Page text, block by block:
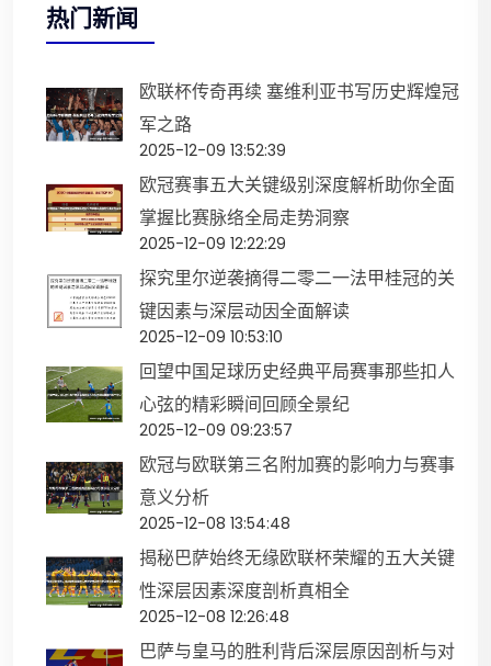
热门新闻
欧联杯传奇再续 塞维利亚书写历史辉煌冠
军之路
2025-12-09 13:52:39
欧冠赛事五大关键级别深度解析助你全面
掌握比赛脉络全局走势洞察
2025-12-09 12:22:29
探究里尔逆袭摘得二零二一法甲桂冠的关
键因素与深层动因全面解读
2025-12-09 10:53:10
回望中国足球历史经典平局赛事那些扣人
心弦的精彩瞬间回顾全景纪
2025-12-09 09:23:57
欧冠与欧联第三名附加赛的影响力与赛事
意义分析
2025-12-08 13:54:48
揭秘巴萨始终无缘欧联杯荣耀的五大关键
性深层因素深度剖析真相全
2025-12-08 12:26:48
巴萨与皇马的胜利背后深层原因剖析与对